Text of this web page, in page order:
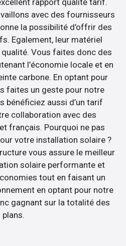
rapport qualité tarif.
avec des fournisseurs
la possibilité d’offrir des
Egalement, leur matériel
Vous faites donc des
l’économie locale et en
carbone. En optant pour
faites un geste pour notre
bénéficiez aussi d’un tarif
collaboration avec des
français. Pourquoi ne pas
votre installation solaire ?
vous assure le meilleur
solaire performante et
tout en faisant un
en optant pour notre
gagnant sur la totalité des
plans.